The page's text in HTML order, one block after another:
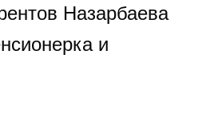
Назарбаева
и